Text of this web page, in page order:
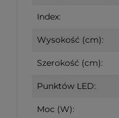
Index:
Wysokość (cm):
Szerokość (cm):
Punktów LED:
Moc (W):